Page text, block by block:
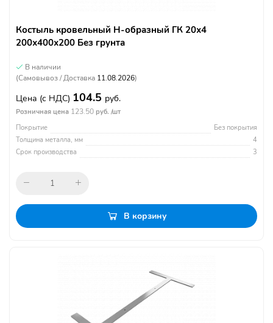
Костыль кровельный Н-образный ГК 20х4
200х400х200 Без грунта
В наличии
(Самовывоз / Доставка 11.08.2026)
Цена (с НДС) 104.5 руб.
Розничная цена 123.50 руб. /шт
Покрытие
Без покрытия
Толщина металла, мм
4
Срок производства
3
В корзину